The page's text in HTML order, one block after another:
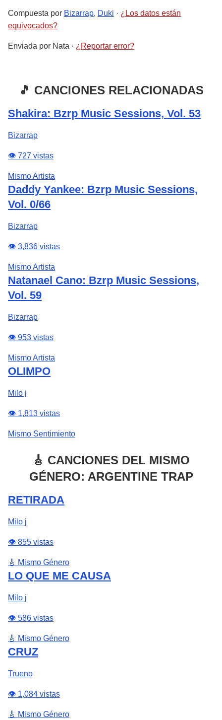
Compuesta por Bizarrap, Duki · ¿Los datos están
equivocados?
Enviada por Nata · ¿Reportar error?
🎵 CANCIONES RELACIONADAS
Shakira: Bzrp Music Sessions, Vol. 53
Bizarrap
👁️ 727 vistas
Mismo Artista
Daddy Yankee: Bzrp Music Sessions,
Vol. 0/66
Bizarrap
👁️ 3,836 vistas
Mismo Artista
Natanael Cano: Bzrp Music Sessions,
Vol. 59
Bizarrap
👁️ 953 vistas
Mismo Artista
OLIMPO
Milo j
👁️ 1,813 vistas
Mismo Sentimiento
🎸 CANCIONES DEL MISMO
GÉNERO: ARGENTINE TRAP
RETIRADA
Milo j
👁️ 855 vistas
🎸 Mismo Género
LO QUE ME CAUSA
Milo j
👁️ 586 vistas
🎸 Mismo Género
CRUZ
Trueno
👁️ 1,084 vistas
🎸 Mismo Género